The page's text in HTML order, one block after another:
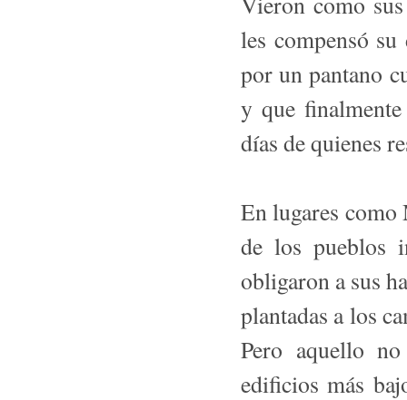
les compensó
por un pantano
y que
días de quienes
En lugares como
de los pueblos
obligaron a sus
plantadas a los
Pero aquello
edificios más